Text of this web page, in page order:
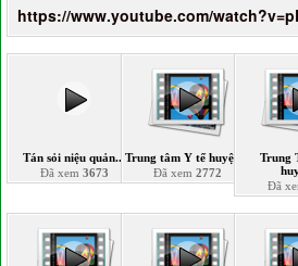
https://www.youtube.com/
Tán sỏi niệu quản...
Đã xem 3673
Trung tâm Y tế huyện...
Đã xem2772
Trung
Đã